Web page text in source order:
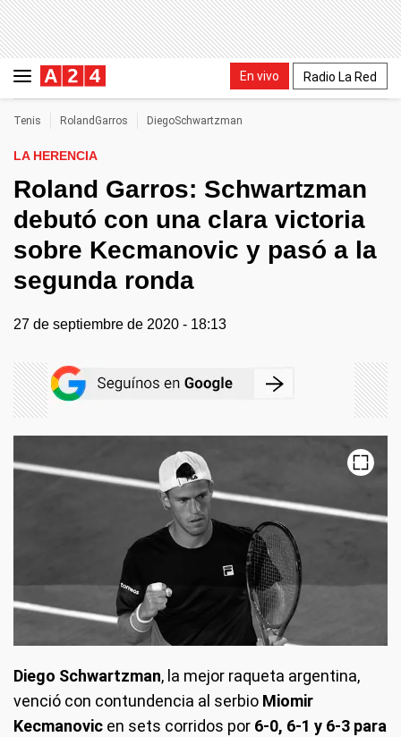
En vivo Radio La Red
Tenis RolandGarros DiegoSchwartzman
LA HERENCIA
Roland Garros: Schwartzman
debutó con una clara victoria
sobre Kecmanovic y pasó a la
segunda ronda
27 de septiembre de 2020 - 18:13
Diego Schwartzman, la mejor raqueta argentina,
venció con contundencia al serbio Miomir
Kecmanovic en sets corridos por 6-0, 6-1 y 6-3 para